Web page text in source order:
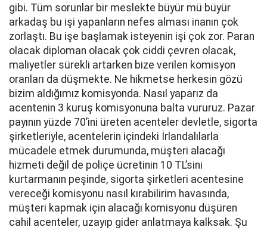
gibi. Tüm sorunlar bir meslekte büyür mü büyür
arkadaş bu işi yapanların nefes alması inanın çok
zorlaştı. Bu işe başlamak isteyenin işi çok zor. Paran
olacak diploman olacak çok ciddi çevren olacak,
maliyetler sürekli artarken bize verilen komisyon
oranları da düşmekte. Ne hikmetse herkesin gözü
bizim aldığımız komisyonda. Nasıl yaparız da
acentenin 3 kuruş komisyonuna balta vururuz. Pazar
payının yüzde 70’ini üreten acenteler devletle, sigorta
şirketleriyle, acentelerin içindeki İrlandalılarla
mücadele etmek durumunda, müşteri alacağı
hizmeti değil de poliçe ücretinin 10 TL’sini
kurtarmanın peşinde, sigorta şirketleri acentesine
vereceği komisyonu nasıl kırabilirim havasında,
müşteri kapmak için alacağı komisyonu düşüren
cahil acenteler, uzayıp gider anlatmaya kalksak. Şu